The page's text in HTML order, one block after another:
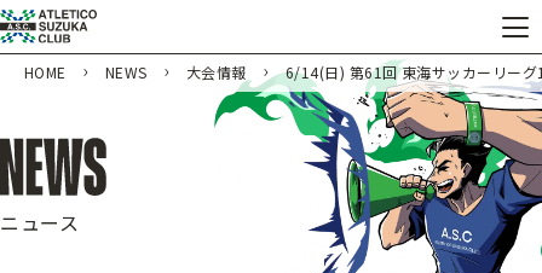
HOME NEWS 大会情報 6/14(日) 第61回 東海サッカーリー
ニュース